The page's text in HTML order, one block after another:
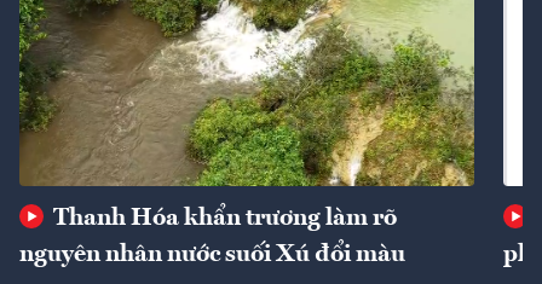
Thanh Hóa khẩn trương làm rõ
nguyên nhân nước suối Xú đổi màu
phí